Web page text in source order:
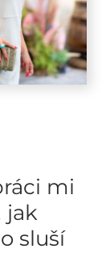
mi
jak
sluší